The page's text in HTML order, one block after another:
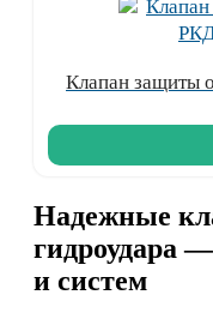
Клапан защиты
Надежные
гидроудара
и систем